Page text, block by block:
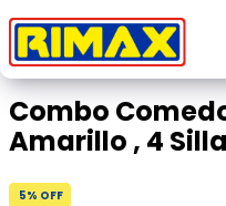
Combo
Amarillo , 4
5% OFF